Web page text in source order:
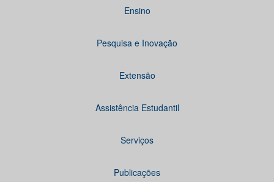
Ensino
Pesquisa e Inovação
Extensão
Assistência Estudantil
Serviços
Publicações